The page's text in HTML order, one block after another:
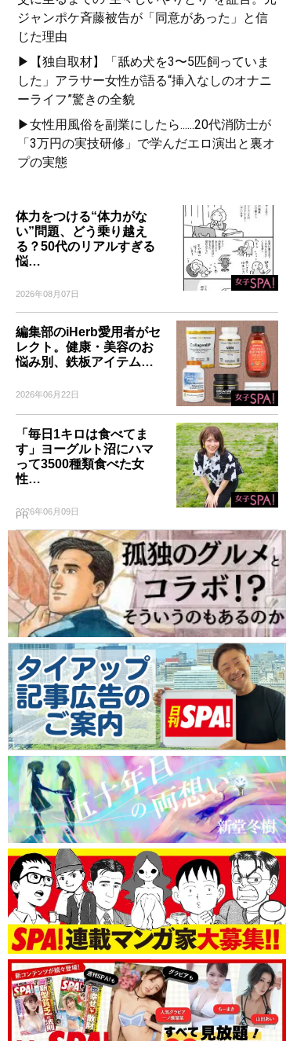
ジャンポケ斉藤被告が「同意があった」と信
じた理由
▶【独自取材】「舐め犬を3〜5匹飼っていま
した」アラサー女性が語る“挿入なしのオナニ
ーライフ”驚きの全貌
▶女性用風俗を副業にしたら......20代消防士が
「3万円の実技研修」で学んだエロ演出と裏オ
プの実態
体力をつける“体力がな
い”問題、どう乗り越え
る？50代のリアルすぎる
悩…
2026年08月07日
編集部のiHerb愛用者がセ
レクト。健康・美容のお
悩み別、鉄板アイテム…
2026年06月22日
「毎日1キロは食べてま
す」ヨーグルト沼にハマ
って3500種類食べた女
性…
2026年06月09日
PR